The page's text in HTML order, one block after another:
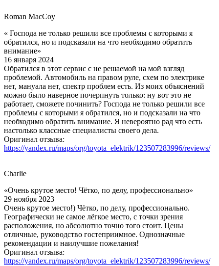
Roman MacCoy
« Господа не только решили все проблемы с которыми я
обратился, но и подсказали на что необходимо обратить
внимание»
16 января 2024
Обратился в этот сервис с не решаемой на мой взгляд
проблемой. Автомобиль на правом руле, схем по электрике
нет, мануала нет, спектр проблем есть. Из моих объяснений
можно было наверное почерпнуть только: ну вот это не
работает, сможете починить? Господа не только решили все
проблемы с которыми я обратился, но и подсказали на что
необходимо обратить внимание. Я невероятно рад что есть
настолько классные специалисты своего дела.
Оригинал отзыва:
https://yandex.ru/maps/org/toyota_elektrik/123507283996/reviews/
Charlie
«Очень крутое место! Чётко, по делу, профессионально»
29 ноября 2023
Очень крутое место!) Чётко, по делу, профессионально.
Географически не самое лёгкое место, с точки зрения
расположения, но абсолютно точно того стоит. Цены
отличные, руководство гостеприимное. Однозначные
рекомендации и наилучшие пожелания!
Оригинал отзыва:
https://yandex.ru/maps/org/toyota_elektrik/123507283996/reviews/